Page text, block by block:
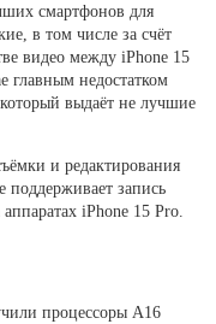
смартфонов для
в том числе за счёт
видео между iPhone 15
главным недостатком
выдаёт не лучшие
и редактирования
запись
iPhone 15 Pro.
процессоры A16